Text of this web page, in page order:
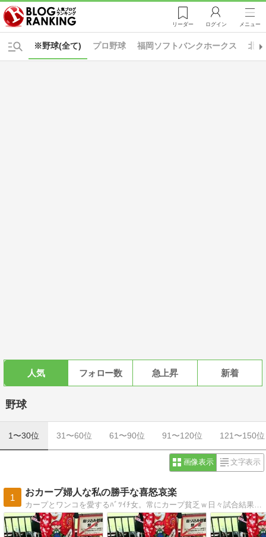
リーダー ログイン メニュー
※野球(全て) プロ野球 福岡ソフトバンクホークス 北
人気 フォロー数 急上昇 新着
野球
1〜30位 31〜60位 61〜90位 91〜120位 121〜150位
画像表示 文字表示
1
おカープ婦人な私の勝手な喜怒哀楽